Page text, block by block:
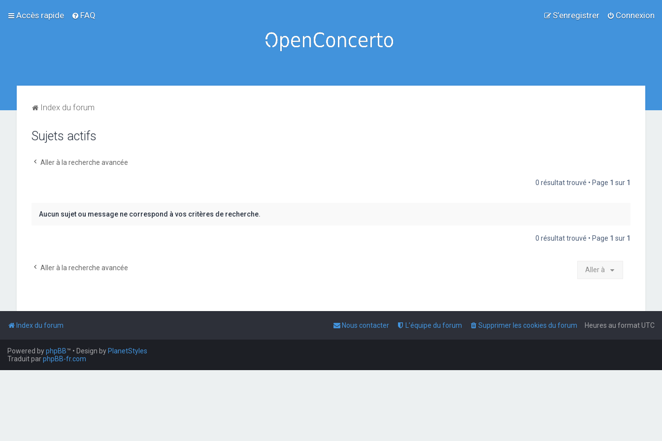
Accès rapide FAQ Connexion
S’enregistrer
Index du forum
Sujets actifs
Aller à la recherche avancée
0 résultat trouvé • Page 1 sur 1
Aucun sujet ou message ne correspond à vos critères de recherche.
0 résultat trouvé • Page 1 sur 1
Aller à la recherche avancée Aller à
Index du forum Heures au formatUTC
Supprimer les cookies du forum
L’équipe du forum
Nous contacter
Powered byphpBB™ • Design by PlanetStyles
Traduit parphpBB-fr.com